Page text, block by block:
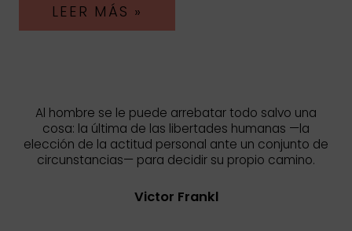
LA
CLAVE
BASADA
EN
VALORES
LEER MÁS »
Al hombre se le puede arrebatar todo salvo una
cosa: la última de las libertades humanas —la
elección de la actitud personal ante un conjunto de
circunstancias— para decidir su propio camino.
Victor Frankl